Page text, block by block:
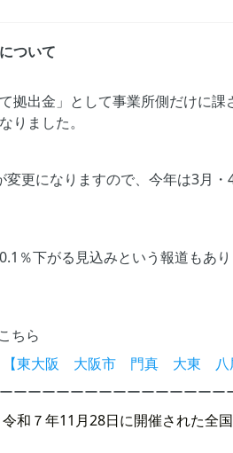
ついて
拠出金」として事業所側だけに
りました。
更になりますので、今年は3月
％下がる見込みという報道もあ
ちら
【東大阪 大阪市 門真 大東 八
ーーーーーーーーーーーーーー
和７年11月28日に開催された全